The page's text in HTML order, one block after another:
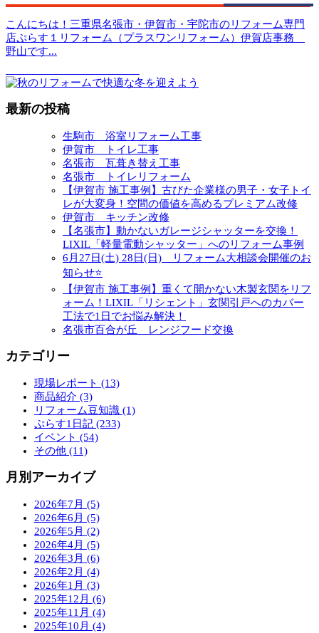
こんにちは！三重県名張市・伊賀市・宇陀市のリフォーム専門
店ぷらす１リフォーム（プラスワンリフォーム）伊賀店事務
野山です...
最新の投稿
生駒市 浴室リフォーム工事
伊賀市 トイレ工事
名張市 瓦葺き替え工事
名張市 トイレリフォーム
【伊賀市 施工事例】古びた企業様の男子・女子トイ
レが大変身！空間の価値を高めるプレミアム改修
伊賀市 キッチン改修
【名張市】動かないガレージシャッターを交換！
LIXIL「軽量電動シャッター」へのリフォーム事例
6月27日(土) 28日(日) リフォーム大相談会開催のお
知らせ⭐
【伊賀市 施工事例】重くて開かない木製玄関をリフ
ォーム！LIXIL「リシェント」玄関引戸へのカバー
工法で1日でお悩み解決！
名張市百合が丘 レンジフード交換
カテゴリー
現場レポート (13)
商品紹介 (3)
リフォーム豆知識 (1)
ぷらす1日記 (233)
イベント (54)
その他 (11)
月別アーカイブ
2026年7月 (5)
2026年6月 (5)
2026年5月 (2)
2026年4月 (5)
2026年3月 (6)
2026年2月 (4)
2026年1月 (3)
2025年12月 (6)
2025年11月 (4)
2025年10月 (4)